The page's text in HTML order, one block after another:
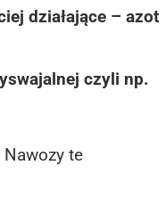
działające – azot
czyli np.
te